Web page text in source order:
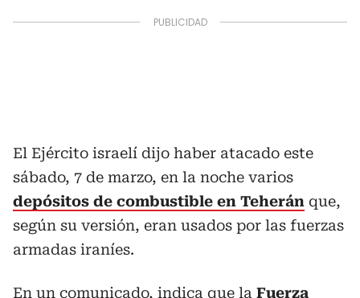
El Ejército israelí dijo haber atacado este
sábado, 7 de marzo, en la noche varios
depósitos de combustible en Teherán que,
según su versión, eran usados por las fuerzas
armadas iraníes.
En un comunicado, indica que la Fuerza